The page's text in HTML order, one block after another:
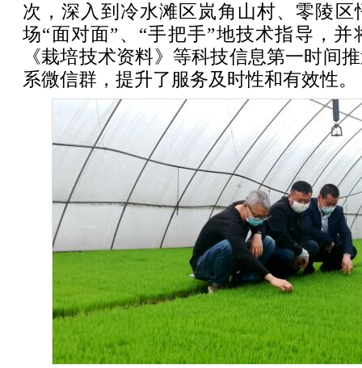
次，深入到冷水滩区岚角山村、零陵区
场“面对面”、“手把手”地技术指导，
《栽培技术资料》等科技信息第一时间
系微信群，提升了服务及时性和有效性。